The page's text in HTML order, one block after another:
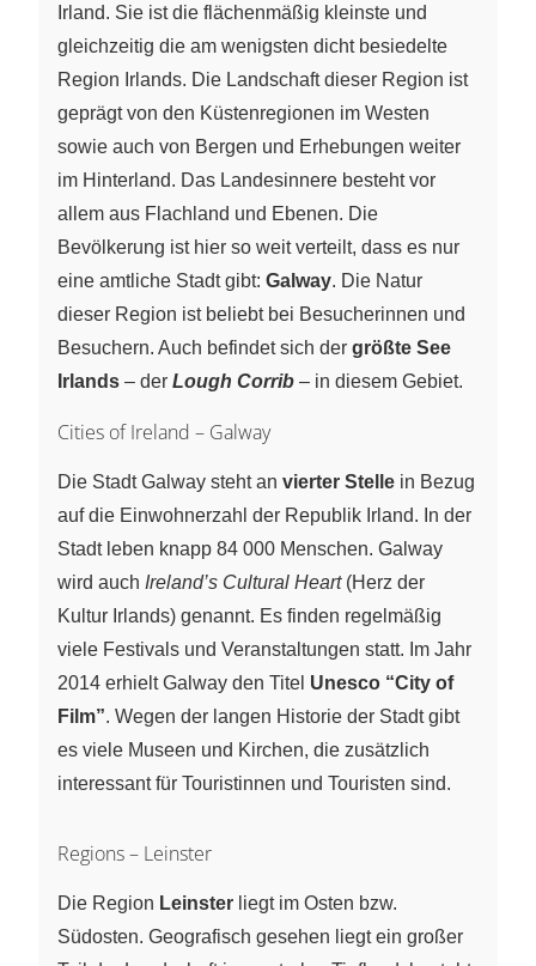
Irland. Sie ist die flächenmäßig kleinste und
gleichzeitig die am wenigsten dicht besiedelte
Region Irlands. Die Landschaft dieser Region ist
geprägt von den Küstenregionen im Westen
sowie auch von Bergen und Erhebungen weiter
im Hinterland. Das Landesinnere besteht vor
allem aus Flachland und Ebenen. Die
Bevölkerung ist hier so weit verteilt, dass es nur
eine amtliche Stadt gibt: Galway. Die Natur
dieser Region ist beliebt bei Besucherinnen und
Besuchern. Auch befindet sich der größte See
Irlands – der Lough Corrib – in diesem Gebiet.
Cities of Ireland – Galway
Die Stadt Galway steht an vierter Stelle in Bezug
auf die Einwohnerzahl der Republik Irland. In der
Stadt leben knapp 84 000 Menschen. Galway
wird auch Ireland’s Cultural Heart(Herz der
Kultur Irlands) genannt. Es finden regelmäßig
viele Festivals und Veranstaltungen statt. Im Jahr
2014 erhielt Galway den Titel Unesco “City of
Film”. Wegen der langen Historie der Stadt gibt
es viele Museen und Kirchen, die zusätzlich
interessant für Touristinnen und Touristen sind.
Regions – Leinster
Die Region Leinster liegt im Osten bzw.
Südosten. Geografisch gesehen liegt ein großer